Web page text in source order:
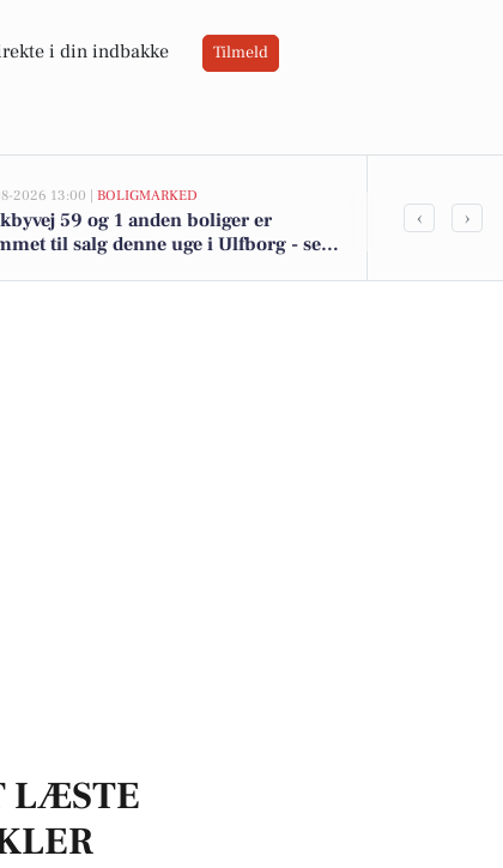
i din indbakke Tilmeld
2026 13:00 | BOLIGMARKED
59 og 1 anden boliger er
til salg denne uge i Ulfborg - se
Top 6 over
‹ ›
LÆSTE